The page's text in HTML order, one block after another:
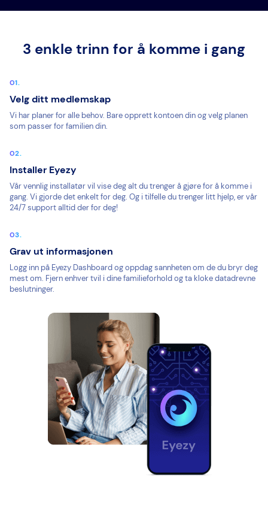
3 enkle trinn for å komme i gang
Velg ditt medlemskap
Vi har planer for alle behov. Bare opprett kontoen din og velg planen
som passer for familien din.
Installer Eyezy
Vår vennlig installatør vil vise deg alt du trenger å gjøre for å komme i
gang. Vi gjorde det enkelt for deg. Og i tilfelle du trenger litt hjelp, er vår
24/7 support alltid der for deg!
Grav ut informasjonen
Logg inn på Eyezy Dashboard og oppdag sannheten om de du bryr deg
mest om. Fjern enhver tvil i dine familieforhold og ta kloke datadrevne
beslutninger.